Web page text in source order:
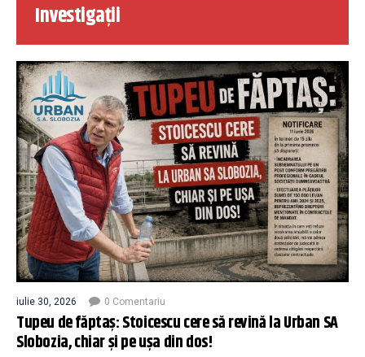
Investigații
iulie 30, 2026 0 Comentariu
Tupeu de făptaș: Stoicescu cere să revină la Urban SA
Slobozia, chiar și pe ușa din dos!